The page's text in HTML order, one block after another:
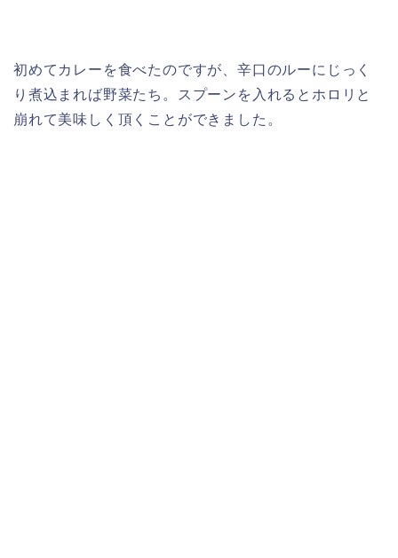
初めてカレーを食べたのですが、辛口のルーにじっく
り煮込まれば野菜たち。スプーンを入れるとホロリと
崩れて美味しく頂くことができました。